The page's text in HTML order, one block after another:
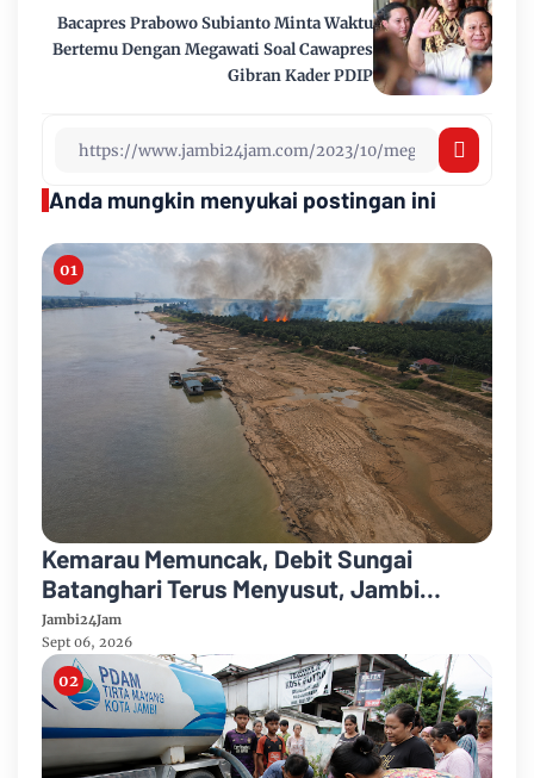
Bacapres Prabowo Subianto Minta Waktu
Bertemu Dengan Megawati Soal Cawapres
Gibran Kader PDIP
Anda mungkin menyukai postingan ini
Kemarau Memuncak, Debit Sungai
Batanghari Terus Menyusut, Jambi
Hadapi Ancaman Krisis Air Bersih dan
Karhutla
Jambi24Jam
Sept 06, 2026